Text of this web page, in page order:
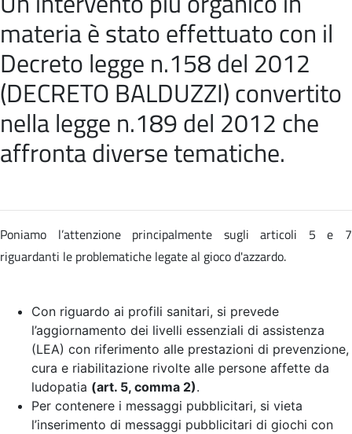
materia è stato effettuato con il
Decreto legge n.158 del 2012
(DECRETO BALDUZZI) convertito
nellalegge n.189 del 2012 che
affronta diverse tematiche.
Poniamo l’attenzione principalmente sugli articoli 5 e 7
riguardanti le problematiche legate al gioco d'azzardo.
Con riguardo ai profili sanitari, si prevede
l’aggiornamento dei livelli essenziali di assistenza
(LEA) con riferimento alle prestazioni di prevenzione,
cura e riabilitazione rivolte alle persone affette da
ludopatia (art. 5, comma 2).
Per contenere i messaggi pubblicitari, si vieta
l’inserimento di messaggi pubblicitari di giochi con